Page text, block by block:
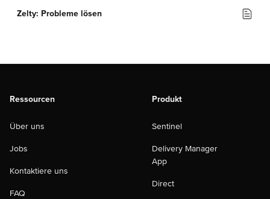
Zelty: Probleme lösen
Ressourcen
Über uns
Jobs
Kontaktiere uns
FAQ
Produkt
Sentinel
Delivery Manager
App
Direct